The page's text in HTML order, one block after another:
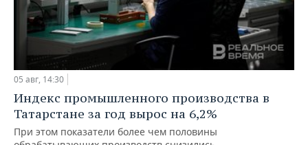
05 авг, 14:30
Индекс промышленного производства в
Татарстане за год вырос на 6,2%
При этом показатели более чем половины